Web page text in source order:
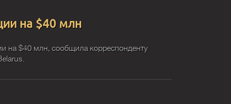
на $40 млн
на $40 млн, сообщила корреспонденту